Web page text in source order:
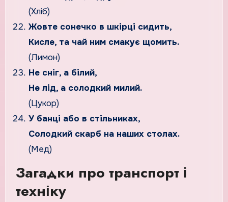
(Хліб)
Жовте сонечко в шкірці сидить,
Кисле, та чай ним смакує щомить.
(Лимон)
Не сніг, а білий,
Не лід, а солодкий милий.
(Цукор)
У банці або в стільниках,
Солодкий скарб на наших столах.
(Мед)
Загадки про транспорт і
техніку